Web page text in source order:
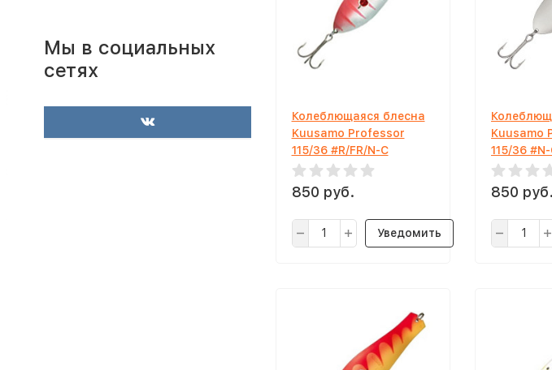
Колеблющаяся блесна
Kuusamo Professor
115/36 #R/FR/N-C
850 руб.
Уведомить
Kuusamo
115/36 #N-
850 руб.
Мы в социальных
сетях